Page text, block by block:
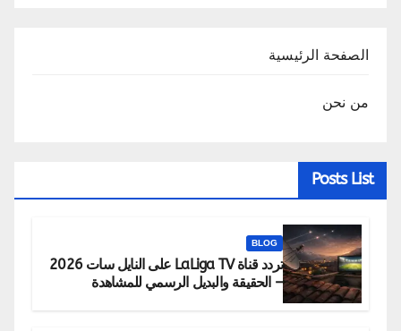
الصفحة الرئيسية
من نحن
Posts List
BLOG
تردد قناة LaLiga TV على النايل سات 2026
– الحقيقة والبديل الرسمي للمشاهدة